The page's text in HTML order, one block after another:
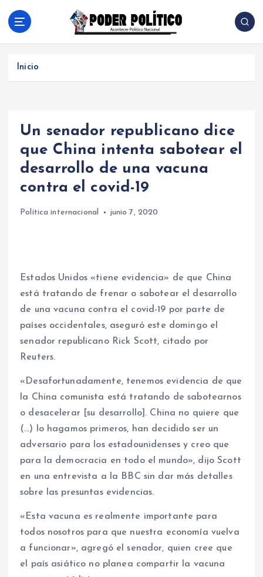
Acontecer Politico Nacional
Inicio
Un senador republicano dice
que China intenta sabotear el
desarrollo de una vacuna
contra el covid-19
Política internacional junio 7, 2020
Estados Unidos «tiene evidencia» de que China
está tratando de frenar o sabotear el desarrollo
de una vacuna contra el covid-19 por parte de
países occidentales, aseguró este domingo el
senador republicano Rick Scott, citado por
Reuters.
«Desafortunadamente, tenemos evidencia de que
la China comunista está tratando de sabotearnos
o desacelerar [su desarrollo]. China no quiere que
(…) lo hagamos primeros, han decidido ser un
adversario para los estadounidenses y creo que
para la democracia en todo el mundo», dijo Scott
en una entrevista a la BBC sin dar más detalles
sobre las presuntas evidencias.
«Esta vacuna es realmente importante para
todos nosotros para que nuestra economía vuelva
a funcionar», agregó el senador, quien cree que
el país asiático no planea compartir la vacuna